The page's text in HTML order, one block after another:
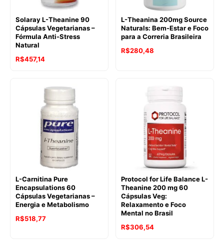
Solaray L-Theanine 90
Cápsulas Vegetarianas –
Fórmula Anti-Stress
Natural
R$457,14
L-Theanina 200mg Source
Naturals: Bem-Estar e Foco
para a Correria Brasileira
R$280,48
L-Carnitina Pure
Encapsulations 60
Cápsulas Vegetarianas –
Energia e Metabolismo
R$518,77
Protocol for Life Balance L-
Theanine 200 mg 60
Cápsulas Veg:
Relaxamento e Foco
Mental no Brasil
R$306,54